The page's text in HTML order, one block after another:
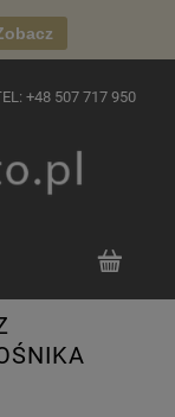
+48 507 717 950